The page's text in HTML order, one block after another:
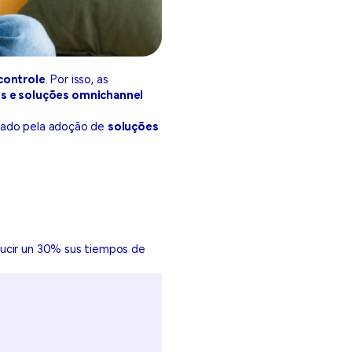
. Por isso, as
e soluções omnichannel
pela adoção de soluções
un 30% sus tiempos de